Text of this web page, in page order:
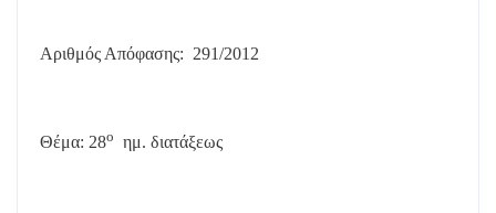
Αριθμός Απόφασης: 291/2012
Θέμα: 28ο ημ. διατάξεως